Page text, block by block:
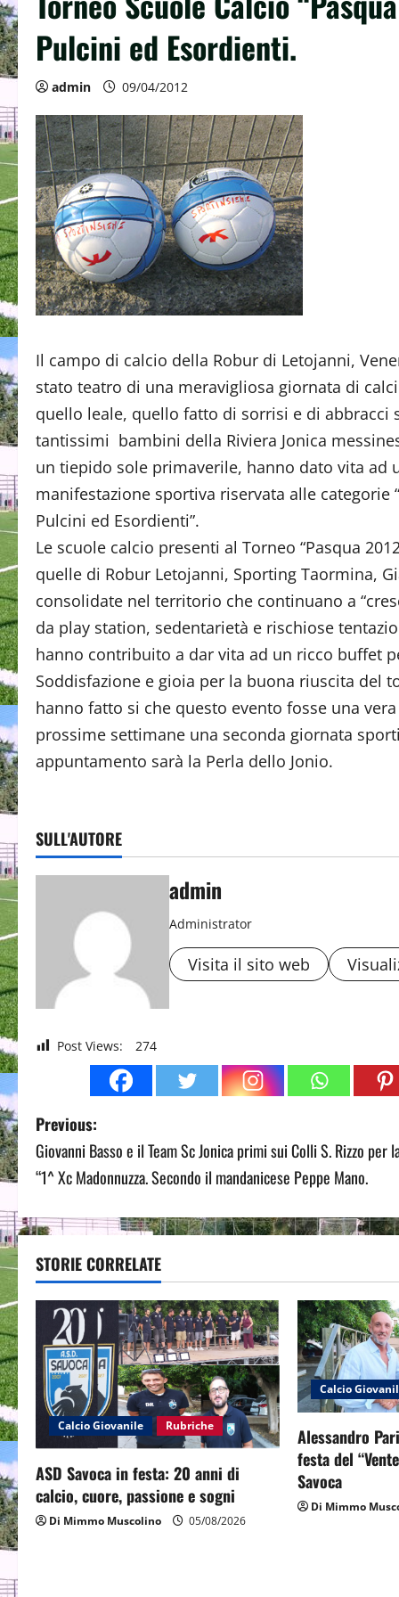
Pulcini ed Esordienti.
admin 09/04/2012
Il campo di calcio della Robur di Letojanni,
stato teatro di una meravigliosa giornata di
quello leale, quello fatto di sorrisi e di abbracci
tantissimi bambini della Riviera Jonica
un tiepido sole primaverile, hanno dato vita ad
manifestazione sportiva riservata alle categorie
Pulcini ed Esordienti”.
Le scuole calcio presenti al Torneo “Pasqua
quelle di Robur Letojanni, Sporting Taormina,
consolidate nel territorio che continuano a
da play station, sedentarietà e rischiose
hanno contribuito a dar vita ad un ricco buffet
Soddisfazione e gioia per la buona riuscita del
hanno fatto si che questo evento fosse una
prossime settimane una seconda giornata
appuntamento sarà la Perla dello Jonio.
SULL'AUTORE
admin
Administrator
Visita il sito web
Post Views: 274
P
o
t
n
v
a
t
i
Previous:
Giovanni Basso e il Team Sc Jonica primi sui Colli S. Rizzo per
“1^ Xc Madonnuzza. Secondo il mandanicese Peppe Mano.
STORIE CORRELATE
Calcio Giovanile Rubriche
ASD Savoca in festa: 20 anni di
calcio, cuore, passione e sogni
Di Mimmo Muscolino 05/08/2026
Calcio
Alessandro
festa del
Savoca
Di Mimmo